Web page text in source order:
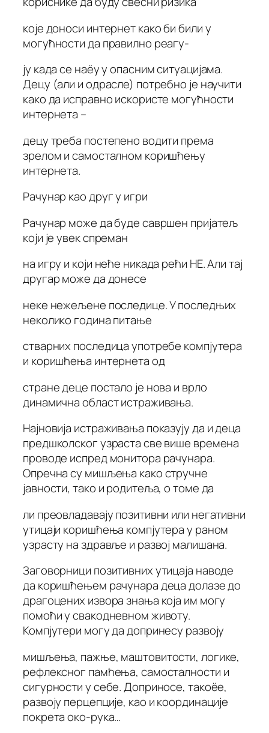
које доноси интернет како би били у
могућности да правилно реагу-
ју када се наёу у опасним ситуацијама.
Децу (али и одрасле) потребно је научити
како да исправно искористе могућности
интернета –
децу треба постепено водити према
зрелом и самосталном коришћењу
интернета.
Рачунар као друг у игри
Рачунар може да буде савршен пријатељ
који је увек спреман
на игру и који неће никада рећи НЕ. Али тај
другар може да донесе
неке нежељене последице. У последњих
неколико година питање
стварних последица употребе компјутера
и коришћења интернета од
стране деце постало је нова и врло
динамична област истраживања.
Најновија истраживања показују да и деца
предшколског узраста све више времена
проводе испред монитора рачунара.
Опречна су мишљења како стручне
јавности, тако и родитеља, о томе да
ли преовладавају позитивни или негативни
утицаји коришћења компјутера у раном
узрасту на здравље и развој малишана.
Заговорници позитивних утицаја наводе
да коришћењем рачунара деца долазе до
драгоцених извора знања која им могу
помоћи у свакодневном животу.
Компјутери могу да допринесу развоју
мишљења, пажње, маштовитости, логике,
рефлексног памћења, самосталности и
сигурности у себе. Доприносе, такоёе,
развоју перцепције, као и координације
покрета око-рука…